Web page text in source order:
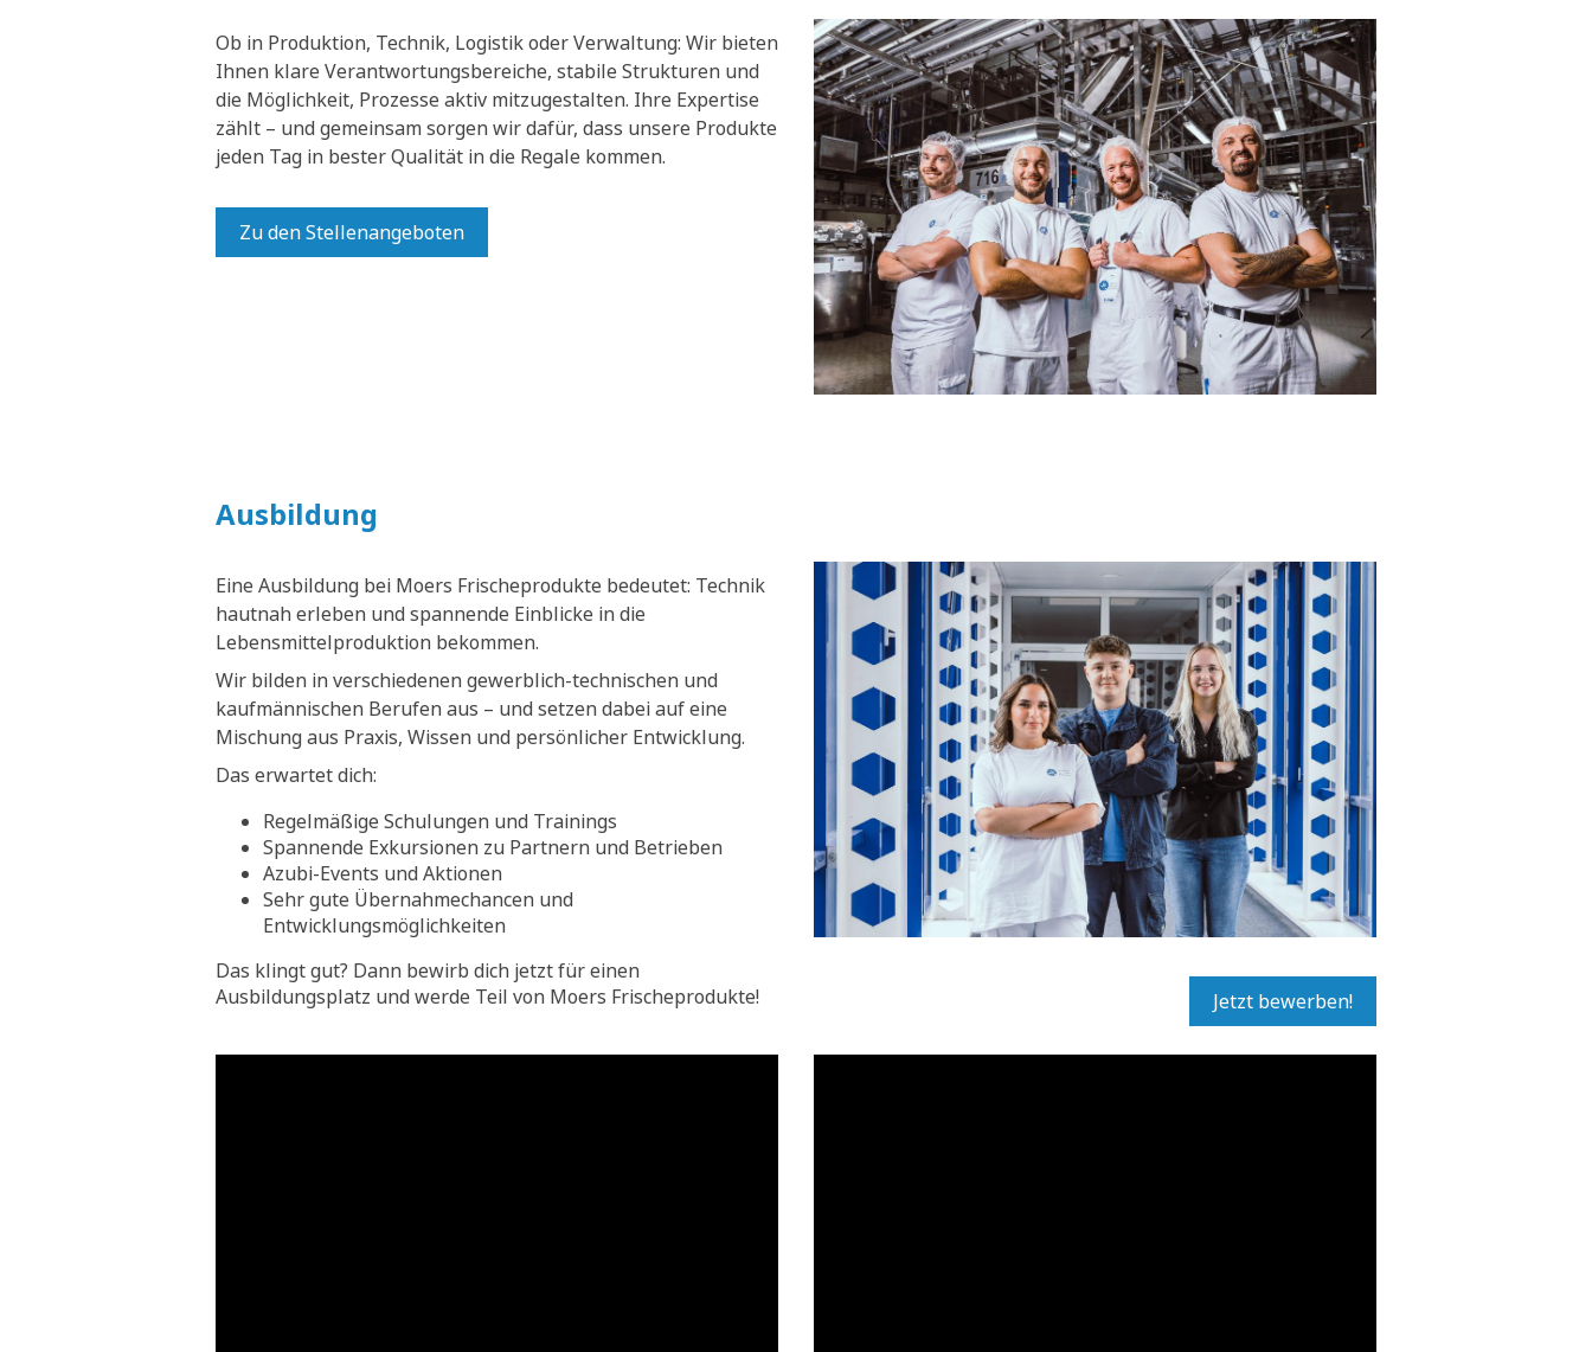
Ob in Produktion, Technik, Logistik oder Verwaltung: Wir bieten
Ihnen klare Verantwortungsbereiche, stabile Strukturen und
die Möglichkeit, Prozesse aktiv mitzugestalten. Ihre Expertise
zählt – und gemeinsam sorgen wir dafür, dass unsere Produkte
jeden Tag in bester Qualität in die Regale kommen.
Zu den Stellenangeboten
Ausbildung
Eine Ausbildung bei Moers Frischeprodukte bedeutet: Technik
hautnah erleben und spannende Einblicke in die
Lebensmittelproduktion bekommen.
Wir bilden in verschiedenen gewerblich-technischen und
kaufmännischen Berufen aus – und setzen dabei auf eine
Mischung aus Praxis, Wissen und persönlicher Entwicklung.
Das erwartet dich:
Regelmäßige Schulungen und Trainings
Spannende Exkursionen zu Partnern und Betrieben
Azubi-Events und Aktionen
Sehr gute Übernahmechancen und
Entwicklungsmöglichkeiten
Das klingt gut? Dann bewirb dich jetzt für einen
Ausbildungsplatz und werde Teil von Moers Frischeprodukte!
Jetzt bewerben!